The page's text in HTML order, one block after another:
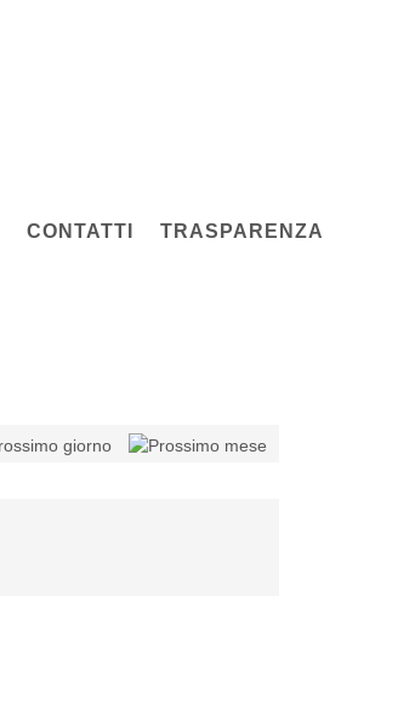
CONTATTI TRASPARENZA